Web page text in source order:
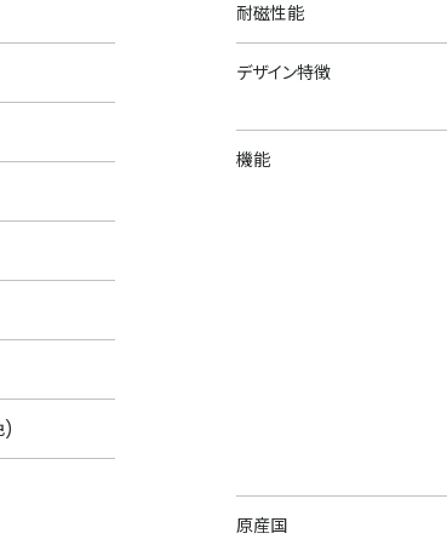
)
耐磁性能
デザイン特徴
機能
原産国